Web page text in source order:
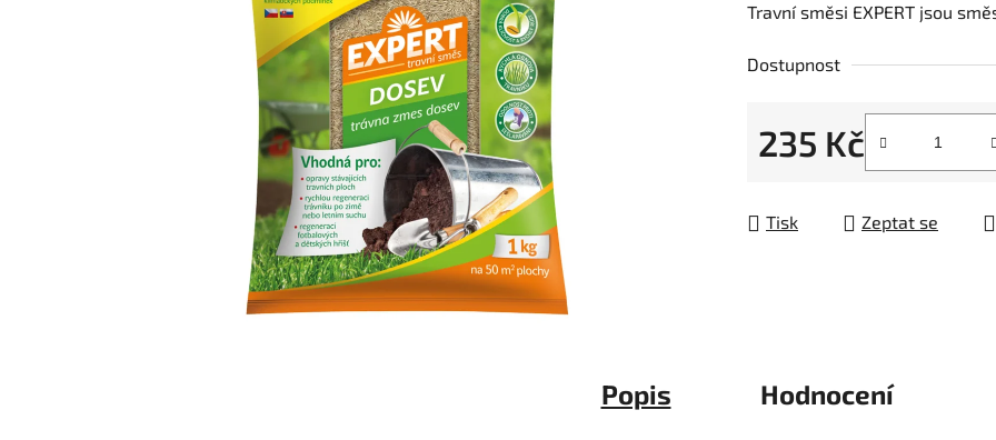
produktu
0,0
Travní směsi EXPERT jsou
Dostupnost
235 Kč
Tisk Zeptat se
Popis Hodnocení